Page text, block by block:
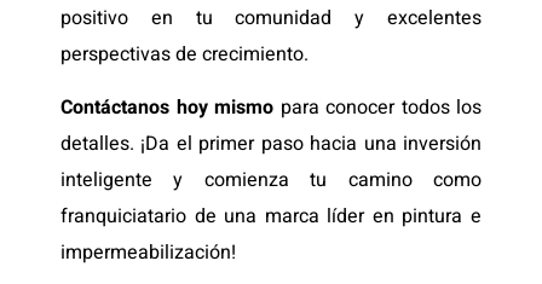
positivo en tu comunidad y excelentes
perspectivas de crecimiento.
Contáctanos hoy mismo para conocer todos los
detalles. ¡Da el primer paso hacia una inversión
inteligente y comienza tu camino como
franquiciatario de una marca líder en pintura e
impermeabilización!